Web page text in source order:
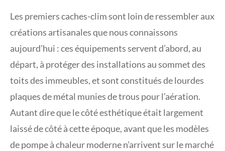
Les premiers caches-clim sont loin de ressembler aux
créations artisanales que nous connaissons
aujourd’hui : ces équipements servent d’abord, au
départ, à protéger des installations au sommet des
toits des immeubles, et sont constitués de lourdes
plaques de métal munies de trous pour l’aération.
Autant dire que le côté esthétique était largement
laissé de côté à cette époque, avant que les modèles
de pompe à chaleur moderne n’arrivent sur le marché